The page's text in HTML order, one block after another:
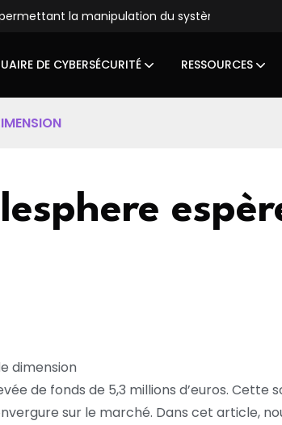
la manipulation du système de fichiers
DE CYBERSÉCURITÉ RESSOURCES
dimension
de fonds de 5,3 millions d’euros. Cette
sur le marché. Dans cet article,